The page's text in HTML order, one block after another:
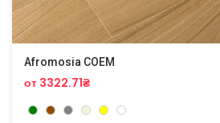
Afromosia COEM
от 3322.71₴